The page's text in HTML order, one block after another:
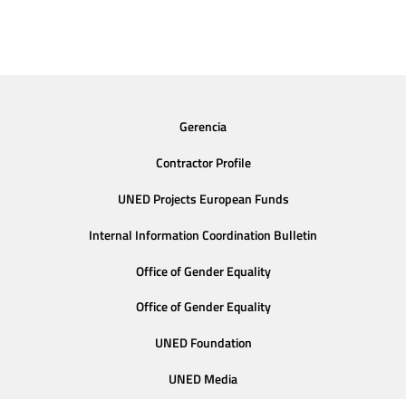
Gerencia
Contractor Profile
UNED Projects European Funds
Internal Information Coordination Bulletin
Office of Gender Equality
Office of Gender Equality
UNED Foundation
UNED Media